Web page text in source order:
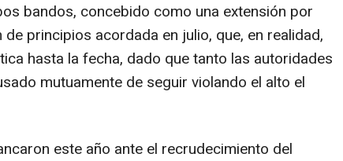
bandos, concebido como una extensión por
principios acordada en julio, que, en realidad,
hasta la fecha, dado que tanto las autoridades
mutuamente de seguir violando el alto el
este año ante el recrudecimiento del